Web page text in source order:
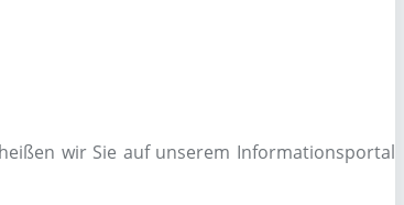
wir Sie auf unserem Informationsportal